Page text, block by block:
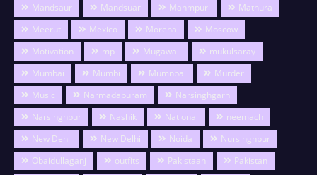
Mandsaur
Mandsuar Manmpuri
Mathura
Meerut
Mexico Morena
Moscow
Motivation
mp Mugawali
mukulsaray
Mumbai
Mumbi Mumnbai
Murder
Music
Narmadapuram
Narsinghgarh
Narsinghpur
Nashik National
neemach
New Dehli
New Delhi Noida
Nursinghpur
Obaidullaganj
outfits Pakistaan
Pakistan